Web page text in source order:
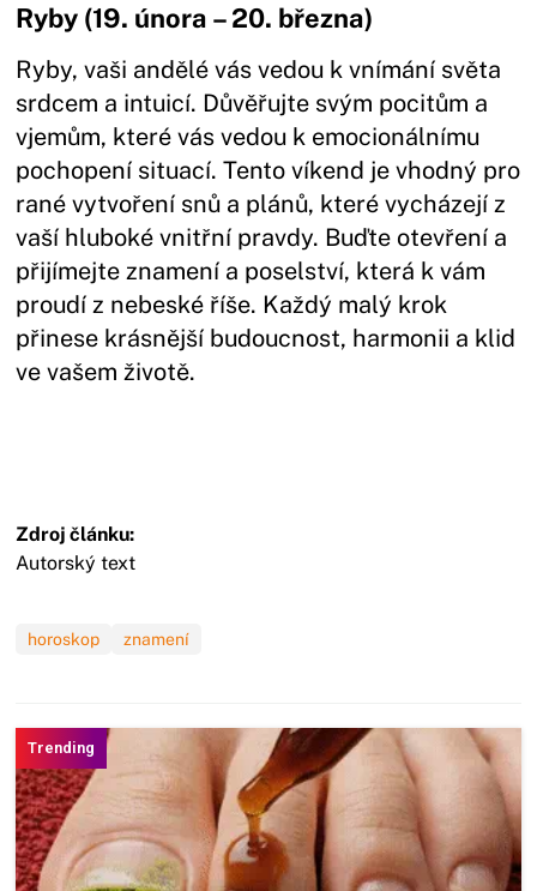
Ryby (19. února – 20. března)
Ryby, vaši andělé vás vedou k vnímání světa
srdcem a intuicí. Důvěřujte svým pocitům a
vjemům, které vás vedou k emocionálnímu
pochopení situací. Tento víkend je vhodný pro
rané vytvoření snů a plánů, které vycházejí z
vaší hluboké vnitřní pravdy. Buďte otevření a
přijímejte znamení a poselství, která k vám
proudí z nebeské říše. Každý malý krok
přinese krásnější budoucnost, harmonii a klid
ve vašem životě.
Zdroj článku:
Autorský text
horoskop znamení